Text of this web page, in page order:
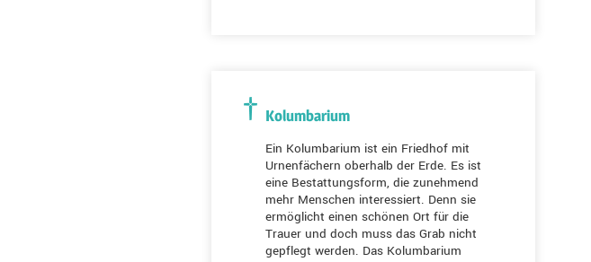
Kolumbarium
Ein Kolumbarium ist ein Friedhof mit
Urnenfächern oberhalb der Erde. Es ist
eine Bestattungsform, die zunehmend
mehr Menschen interessiert. Denn sie
ermöglicht einen schönen Ort für die
Trauer und doch muss das Grab nicht
gepflegt werden. Das Kolumbarium